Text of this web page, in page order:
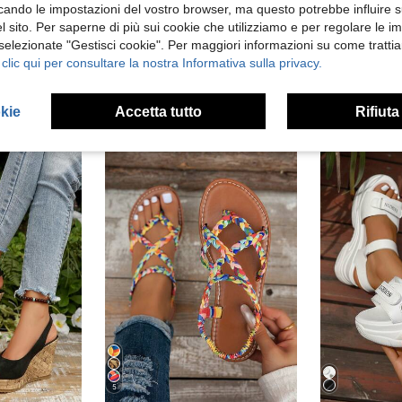
ciabatte con zeppa in finta pelle scamosciata, adatte per le vacanze
Magazzino EU Sandali sportivi di moda da donna, nuovi sandali estivi con cinturini, suola spessa, con chiusura a strappo, scarpe romane eleganti e versatili
#6 Bestseller in Sandali sportivi da donna
4-7 giorni lavorativi
29.59€
5
le impostazioni del vostro browser, ma questo potrebbe influire
sito. Per saperne di più sui cookie che utilizziamo e per regolare le
"Gestisci cookie". Per maggiori informazioni su come
qui per consultare la nostra Informativa sulla privacy.
Accetta tutto